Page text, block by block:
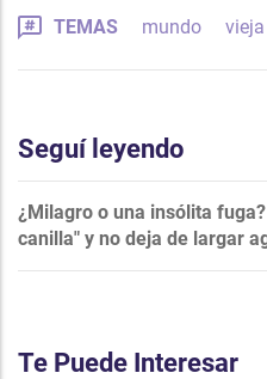
TEMAS mundo vieja
Seguí leyendo
¿Milagro o una insólita
canilla" y no deja de largar
Te Puede Interesar